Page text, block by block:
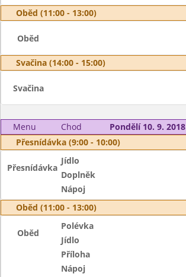
Oběd (11:00 - 13:00)
Oběd
Svačina (14:00 - 15:00)
Svačina
Menu Chod
Pondělí 10. 9. 2018
Přesnídávka (9:00 - 10:00)
Přesnídávka
Jídlo
Doplněk
Nápoj
Oběd (11:00 - 13:00)
Oběd
Polévka
Jídlo
Příloha
Nápoj